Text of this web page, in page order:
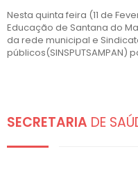
Nesta quinta feira (11 de
Educação de Santana do
da rede municipal e
SECRETARIA DE